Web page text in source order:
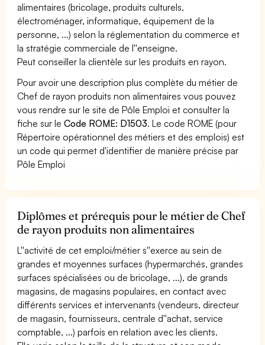
alimentaires (bricolage, produits culturels,
électroménager, informatique, équipement de la
personne, ...) selon la réglementation du commerce et
la stratégie commerciale de l''enseigne.
Peut conseiller la clientèle sur les produits en rayon.
Pour avoir une description plus complète du métier de
Chef de rayon produits non alimentaires vous pouvez
vous rendre sur le site de Pôle Emploi et consulter la
fiche sur leCode ROME: D1503. Le code ROME (pour
Répertoire opérationnel des métiers et des emplois) est
un code qui permet d'identifier de manière précise par
Pôle Emploi
Diplômes et prérequis pour le métier de Chef
de rayon produits non alimentaires
L''activité de cet emploi/métier s''exerce au sein de
grandes et moyennes surfaces (hypermarchés, grandes
surfaces spécialisées ou de bricolage, ...), de grands
magasins, de magasins populaires, en contact avec
différents services et intervenants (vendeurs, directeur
de magasin, fournisseurs, centrale d''achat, service
comptable, ...) parfois en relation avec les clients.